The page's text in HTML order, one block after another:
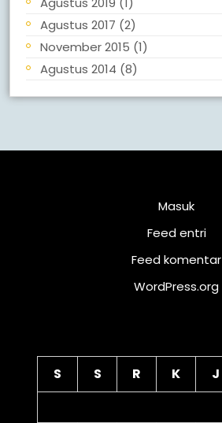
Agustus 2017 (2)
November 2015 (1)
Agustus 2014 (8)
Masuk
Feed entri
Feed komentar
WordPress.org
S S R K J